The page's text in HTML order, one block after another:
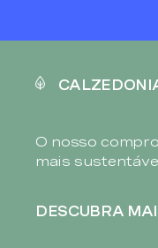
O nosso
mais
DESCUBRA